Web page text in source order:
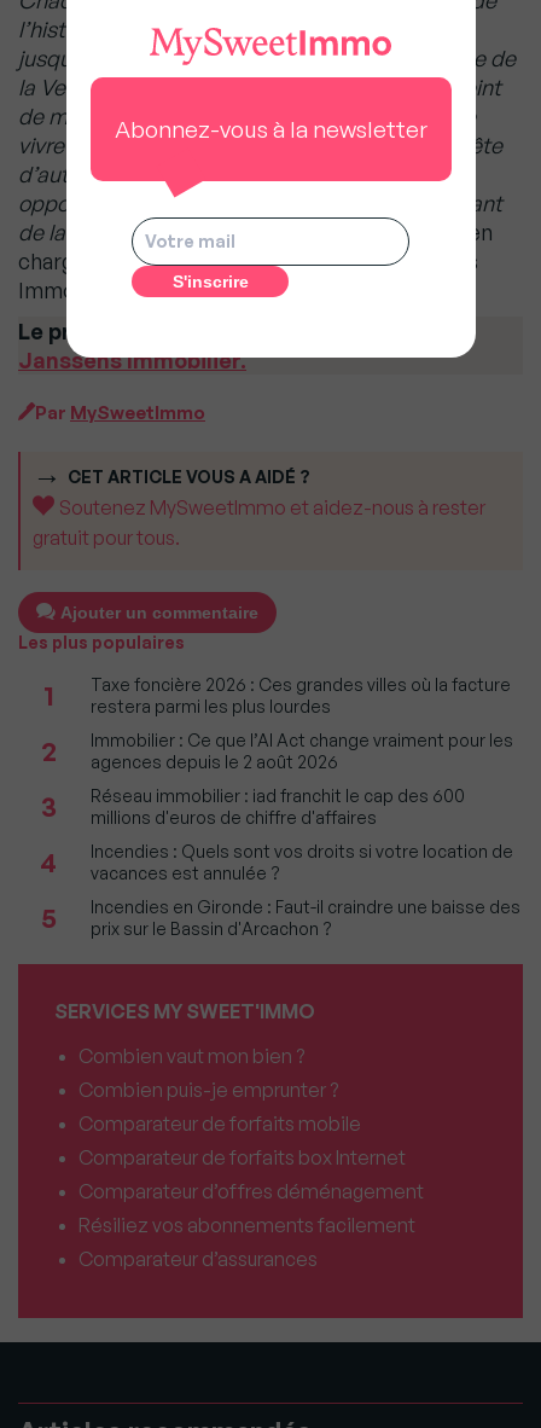
l’histoire d’Avignon, de son miracle fondateur
jusqu’aux transformations successives de la rue de
la Velouterie. C’est un bien rare, à la fois empreint
de mystère et parfaitement adapté à un art de
vivre contemporain. Pour les acquéreurs en quête
d’authenticité et d’exception, c’est une
opportunité unique d’entrer dans l’héritage vivant
de la cité des Papes »,
précise Nina Nogueira, en
charge de la vente au sein de l’agence Janssens
Immobilier de L’Isle-sur-la-Sorgue.
Le prix :
Janssens Immobilier.
Par MySweetImmo
CET ARTICLE VOUS A AIDÉ ?
Soutenez MySweetImmo et aidez-nous à rester
gratuit pour tous.
Ajouter un commentaire
Les plus populaires
1
Taxe foncière 2026 : Ces grandes villes où la facture
restera parmi les plus lourdes
2
Immobilier : Ce que l’AI Act change vraiment pour les
agences depuis le 2 août 2026
3
Réseau immobilier : iad franchit le cap des 600
millions d'euros de chiffre d'affaires
4
Incendies : Quels sont vos droits si votre location de
vacances est annulée ?
5
Incendies en Gironde : Faut-il craindre une baisse des
prix sur le Bassin d'Arcachon ?
SERVICES MY SWEET'IMMO
Combien vaut mon bien ?
Combien puis-je emprunter ?
Comparateur de forfaits mobile
Comparateur de forfaits box Internet
Comparateur d’offres déménagement
Résiliez vos abonnements facilement
Comparateur d’assurances
Abonnez-vous à la newsletter